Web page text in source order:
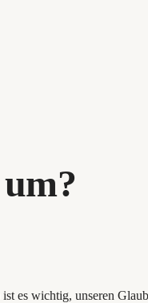
es wichtig, unseren